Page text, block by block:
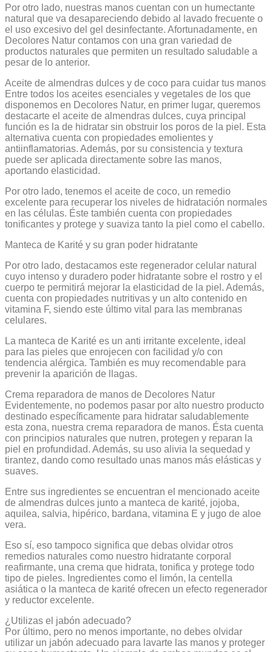
Por otro lado, nuestras manos cuentan con un humectante
natural que va desapareciendo debido al lavado frecuente o
el uso excesivo del gel desinfectante. Afortunadamente, en
Decolores Natur contamos con una gran variedad de
productos naturales que permiten un resultado saludable a
pesar de lo anterior.
Aceite de almendras dulces y de coco para cuidar tus manos
Entre todos los aceites esenciales y vegetales de los que
disponemos en Decolores Natur, en primer lugar, queremos
destacarte el aceite de almendras dulces, cuya principal
función es la de hidratar sin obstruir los poros de la piel. Esta
alternativa cuenta con propiedades emolientes y
antiinflamatorias. Además, por su consistencia y textura
puede ser aplicada directamente sobre las manos,
aportando elasticidad.
Por otro lado, tenemos el aceite de coco, un remedio
excelente para recuperar los niveles de hidratación normales
en las células. Éste también cuenta con propiedades
tonificantes y protege y suaviza tanto la piel como el cabello.
Manteca de Karité y su gran poder hidratante
Por otro lado, destacamos este regenerador celular natural
cuyo intenso y duradero poder hidratante sobre el rostro y el
cuerpo te permitirá mejorar la elasticidad de la piel. Además,
cuenta con propiedades nutritivas y un alto contenido en
vitamina F, siendo este último vital para las membranas
celulares.
La manteca de Karité es un anti irritante excelente, ideal
para las pieles que enrojecen con facilidad y/o con
tendencia alérgica. También es muy recomendable para
prevenir la aparición de llagas.
Crema reparadora de manos de Decolores Natur
Evidentemente, no podemos pasar por alto nuestro producto
destinado específicamente para hidratar saludablemente
esta zona, nuestra crema reparadora de manos. Ésta cuenta
con principios naturales que nutren, protegen y reparan la
piel en profundidad. Además, su uso alivia la sequedad y
tirantez, dando como resultado unas manos más elásticas y
suaves.
Entre sus ingredientes se encuentran el mencionado aceite
de almendras dulces junto a manteca de karité, jojoba,
aquilea, salvia, hipérico, bardana, vitamina E y jugo de aloe
vera.
Eso sí, eso tampoco significa que debas olvidar otros
remedios naturales como nuestro hidratante corporal
reafirmante, una crema que hidrata, tonifica y protege todo
tipo de pieles. Ingredientes como el limón, la centella
asiática o la manteca de karité ofrecen un efecto regenerador
y reductor excelente.
¿Utilizas el jabón adecuado?
Por último, pero no menos importante, no debes olvidar
utilizar un jabón adecuado para lavarte las manos y proteger